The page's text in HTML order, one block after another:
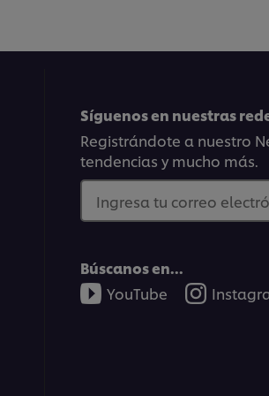
Avanzado:
Ben Murphy, jefe de
aprender a elaborar este
Síguenos en nuestras
Registrándote a nuestro
tendencias y mucho más.
Ingresa tu correo
Búscanos en...
YouTube